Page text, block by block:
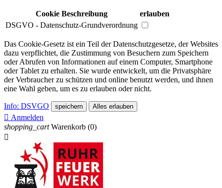
Cookie Beschreibung
erlauben
DSGVO - Datenschutz-Grundverordnung
Das Cookie-Gesetz ist ein Teil der Datenschutzgesetze, der Websites
dazu verpflichtet, die Zustimmung von Besuchern zum Speichern
oder Abrufen von Informationen auf einem Computer, Smartphone
oder Tablet zu erhalten. Sie wurde entwickelt, um die Privatsphäre
der Verbraucher zu schützen und online benutzt werden, und ihnen
eine Wahl geben, um es zu erlauben oder nicht.
Info: DSVGO speichern Alles erlauben
 Anmelden
shopping_cart Warenkorb (0)
